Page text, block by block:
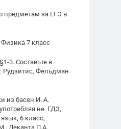
предметам за ЕГЭ в
Физика 7 класс
3. Составьте в
Рудзитис, Фельдман
из басен И. А.
не. ГДЗ,
6 класс,
Леканта П.А.